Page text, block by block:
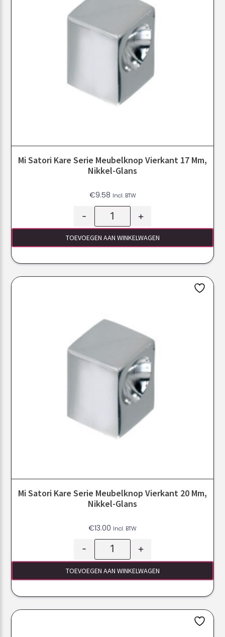
Mi Satori Kare Serie Meubelknop Vierkant 17 Mm,
Nikkel-Glans
€9.58 Incl. BTW
- +
TOEVOEGEN AAN WINKELWAGEN
Mi Satori Kare Serie Meubelknop Vierkant 20 Mm,
Nikkel-Glans
€13.00 Incl. BTW
- +
TOEVOEGEN AAN WINKELWAGEN